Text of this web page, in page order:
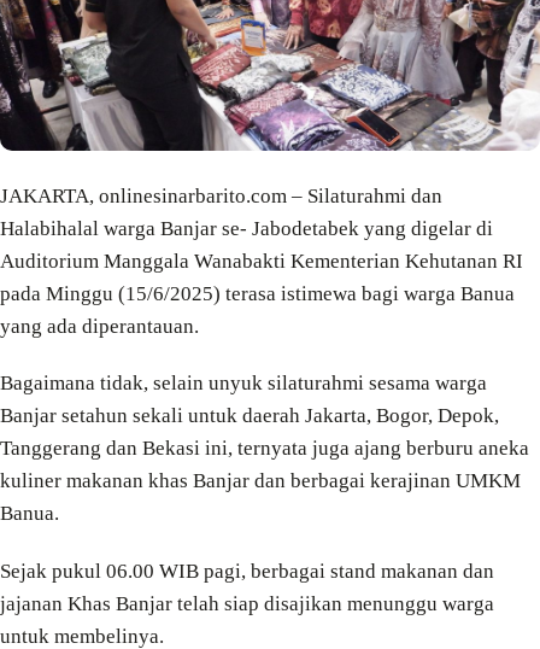
JAKARTA, onlinesinarbarito.com – Silaturahmi dan
Halabihalal warga Banjar se- Jabodetabek yang digelar di
Auditorium Manggala Wanabakti Kementerian Kehutanan RI
pada Minggu (15/6/2025) terasa istimewa bagi warga Banua
yang ada diperantauan.
Bagaimana tidak, selain unyuk silaturahmi sesama warga
Banjar setahun sekali untuk daerah Jakarta, Bogor, Depok,
Tanggerang dan Bekasi ini, ternyata juga ajang berburu aneka
kuliner makanan khas Banjar dan berbagai kerajinan UMKM
Banua.
Sejak pukul 06.00 WIB pagi, berbagai stand makanan dan
jajanan Khas Banjar telah siap disajikan menunggu warga
untuk membelinya.